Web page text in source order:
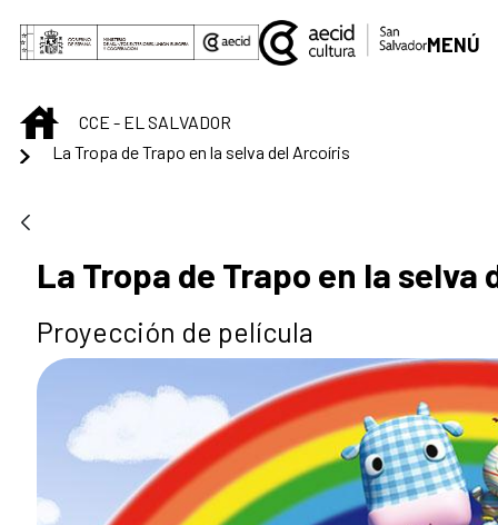
Saltar al contenido principal
MENÚ
INICIOCCE - EL SALVADOR
La Tropa de Trapo en la selva del Arcoíris
La Tropa de Trapo en la selva
Proyección de película